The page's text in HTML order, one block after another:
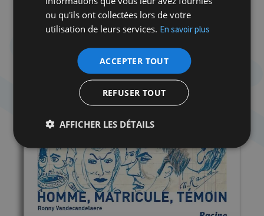
ou qu'ils ont collectées lors de votre
utilisation de leurs services. En savoir plus
ACCEPTER TOUT
REFUSER TOUT
AFFICHER LES DÉTAILS